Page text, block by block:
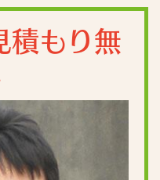
積もり無